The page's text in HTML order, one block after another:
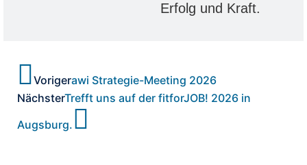
Erfolg und Kraft.
Vorigerawi Strategie-Meeting 2026
NächsterTrefft uns auf der fitforJOB! 2026 in
Augsburg.